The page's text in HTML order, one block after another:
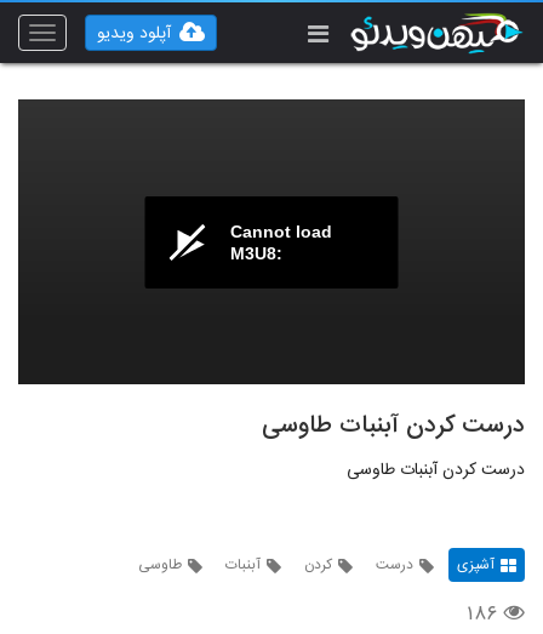
Toggle
آپلود ویدیو
Cannot load
M3U8:
درست کردن آبنبات طاوسی
درست کردن آبنبات طاوسی
آشپزی درست کردن آبنبات طاوسی
۱۸۶